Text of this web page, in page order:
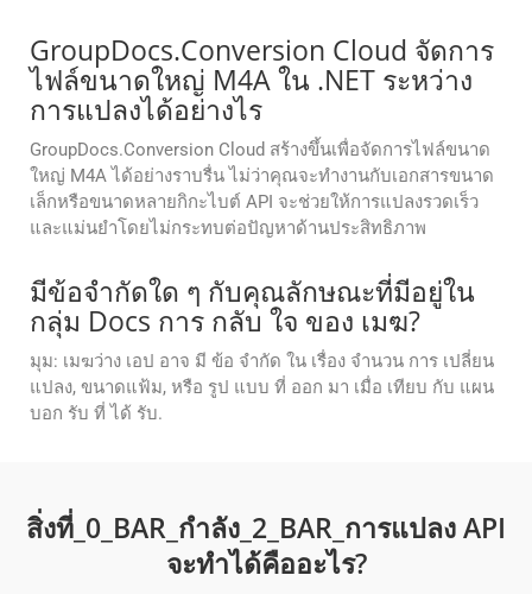
GroupDocs.Conversion Cloud จัดการ
ไฟล์ขนาดใหญ่ M4A ใน .NET ระหว่าง
การแปลงได้อย่างไร
GroupDocs.Conversion Cloud สร้างขึ้นเพื่อจัดการไฟล์ขนาด
ใหญ่ M4A ได้อย่างราบรื่น ไม่ว่าคุณจะทำงานกับเอกสารขนาด
เล็กหรือขนาดหลายกิกะไบต์ API จะช่วยให้การแปลงรวดเร็ว
และแม่นยำโดยไม่กระทบต่อปัญหาด้านประสิทธิภาพ
มีข้อจํากัดใด ๆ กับคุณลักษณะที่มีอยู่ใน
กลุ่ม Docs การ กลับ ใจ ของ เมฆ?
มุม: เมฆว่าง เอป อาจ มี ข้อ จํากัด ใน เรื่อง จํานวน การ เปลี่ยน
แปลง, ขนาดแฟ้ม, หรือ รูป แบบ ที่ ออก มา เมื่อ เทียบ กับ แผน
บอก รับ ที่ ได้ รับ.
สิ่งที่_0_BAR_กําลัง_2_BAR_การแปลง API
จะทําได้คืออะไร?